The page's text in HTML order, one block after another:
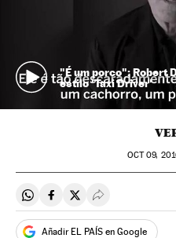
"É um porco": Robert
estilo 'Taxi Driver'
OCT09,
Compartir en Whatsapp
Compartir en Facebook
Compartir en
Desplegar
Añadir EL PAÍS en Google